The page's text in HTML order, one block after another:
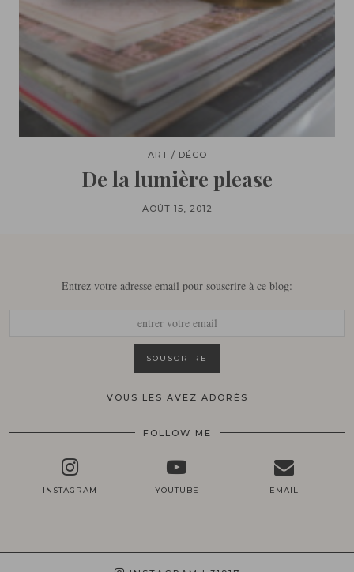
ART / DÉCO
De la lumière please
AOÛT 15, 2012
Entrez votre adresse email pour souscrire à ce blog:
VOUS LES AVEZ ADORÉS
FOLLOW ME
INSTAGRAM YOUTUBE EMAIL